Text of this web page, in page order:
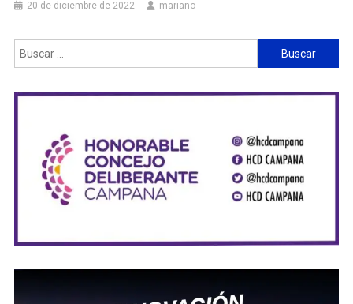
20 de diciembre de 2022 mariano
Buscar: